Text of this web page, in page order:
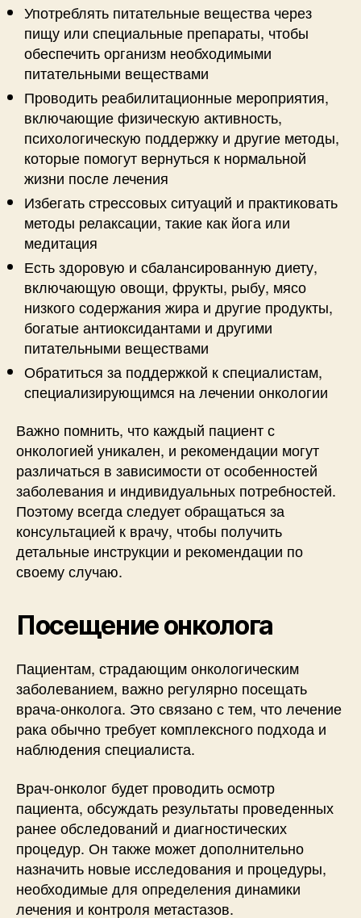
Употреблять питательные вещества через
пищу или специальные препараты, чтобы
обеспечить организм необходимыми
питательными веществами
Проводить реабилитационные мероприятия,
включающие физическую активность,
психологическую поддержку и другие методы,
которые помогут вернуться к нормальной
жизни после лечения
Избегать стрессовых ситуаций и практиковать
методы релаксации, такие как йога или
медитация
Есть здоровую и сбалансированную диету,
включающую овощи, фрукты, рыбу, мясо
низкого содержания жира и другие продукты,
богатые антиоксидантами и другими
питательными веществами
Обратиться за поддержкой к специалистам,
специализирующимся на лечении онкологии
Важно помнить, что каждый пациент с
онкологией уникален, и рекомендации могут
различаться в зависимости от особенностей
заболевания и индивидуальных потребностей.
Поэтому всегда следует обращаться за
консультацией к врачу, чтобы получить
детальные инструкции и рекомендации по
своему случаю.
Посещение онколога
Пациентам, страдающим онкологическим
заболеванием, важно регулярно посещать
врача-онколога. Это связано с тем, что лечение
рака обычно требует комплексного подхода и
наблюдения специалиста.
Врач-онколог будет проводить осмотр
пациента, обсуждать результаты проведенных
ранее обследований и диагностических
процедур. Он также может дополнительно
назначить новые исследования и процедуры,
необходимые для определения динамики
лечения и контроля метастазов.